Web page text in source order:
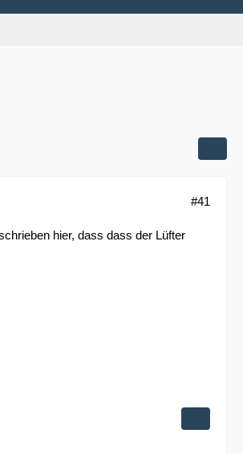
#41
hier, dass dass der Lüfter